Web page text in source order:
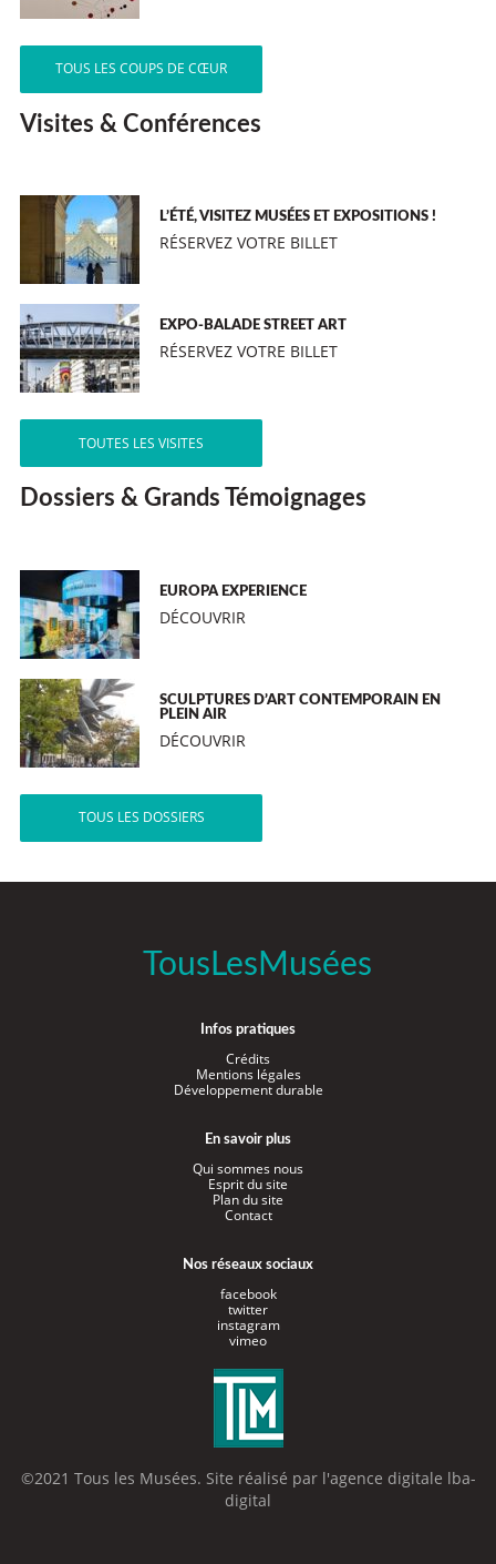
TOUS LES COUPS DE CŒUR
Visites & Conférences
L’ÉTÉ, VISITEZ MUSÉES ET EXPOSITIONS !
RÉSERVEZ VOTRE BILLET
EXPO-BALADE STREET ART
RÉSERVEZ VOTRE BILLET
TOUTES LES VISITES
Dossiers & Grands Témoignages
EUROPA EXPERIENCE
DÉCOUVRIR
SCULPTURES D’ART CONTEMPORAIN EN
PLEIN AIR
DÉCOUVRIR
TOUS LES DOSSIERS
TousLesMusées
Infos pratiques
Crédits
Mentions légales
Développement durable
En savoir plus
Qui sommes nous
Esprit du site
Plan du site
Contact
Nos réseaux sociaux
facebook
twitter
instagram
vimeo
©2021 Tous les Musées. Site réalisé par l'agence digitale lba-
digital